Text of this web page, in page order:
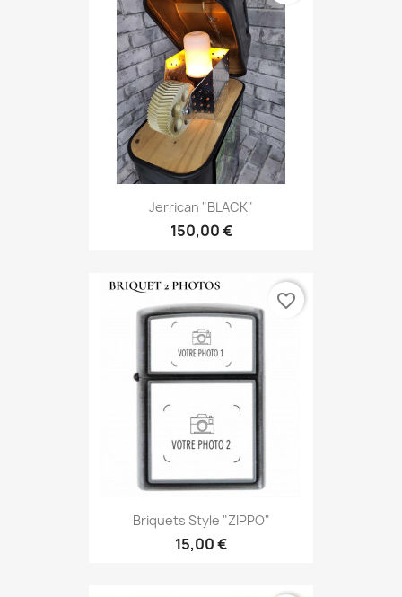
Jerrican "BLACK"
150,00 €
Briquets Style "ZIPPO"
15,00 €
favorite_border